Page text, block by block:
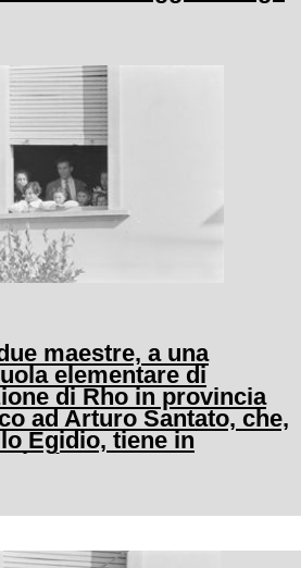
maestra
maestre, a una
elementare di
di Rho in provincia
ad Arturo Santato, che,
Egidio, tiene in
e le maestre